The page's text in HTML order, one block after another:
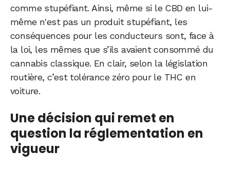
comme stupéfiant. Ainsi, même si le CBD en lui-
même n'est pas un produit stupéfiant, les
conséquences pour les conducteurs sont, face à
la loi, les mêmes que s’ils avaient consommé du
cannabis classique. En clair, selon la législation
routière, c’est tolérance zéro pour le THC en
voiture.
Une décision qui remet en
question la réglementation en
vigueur